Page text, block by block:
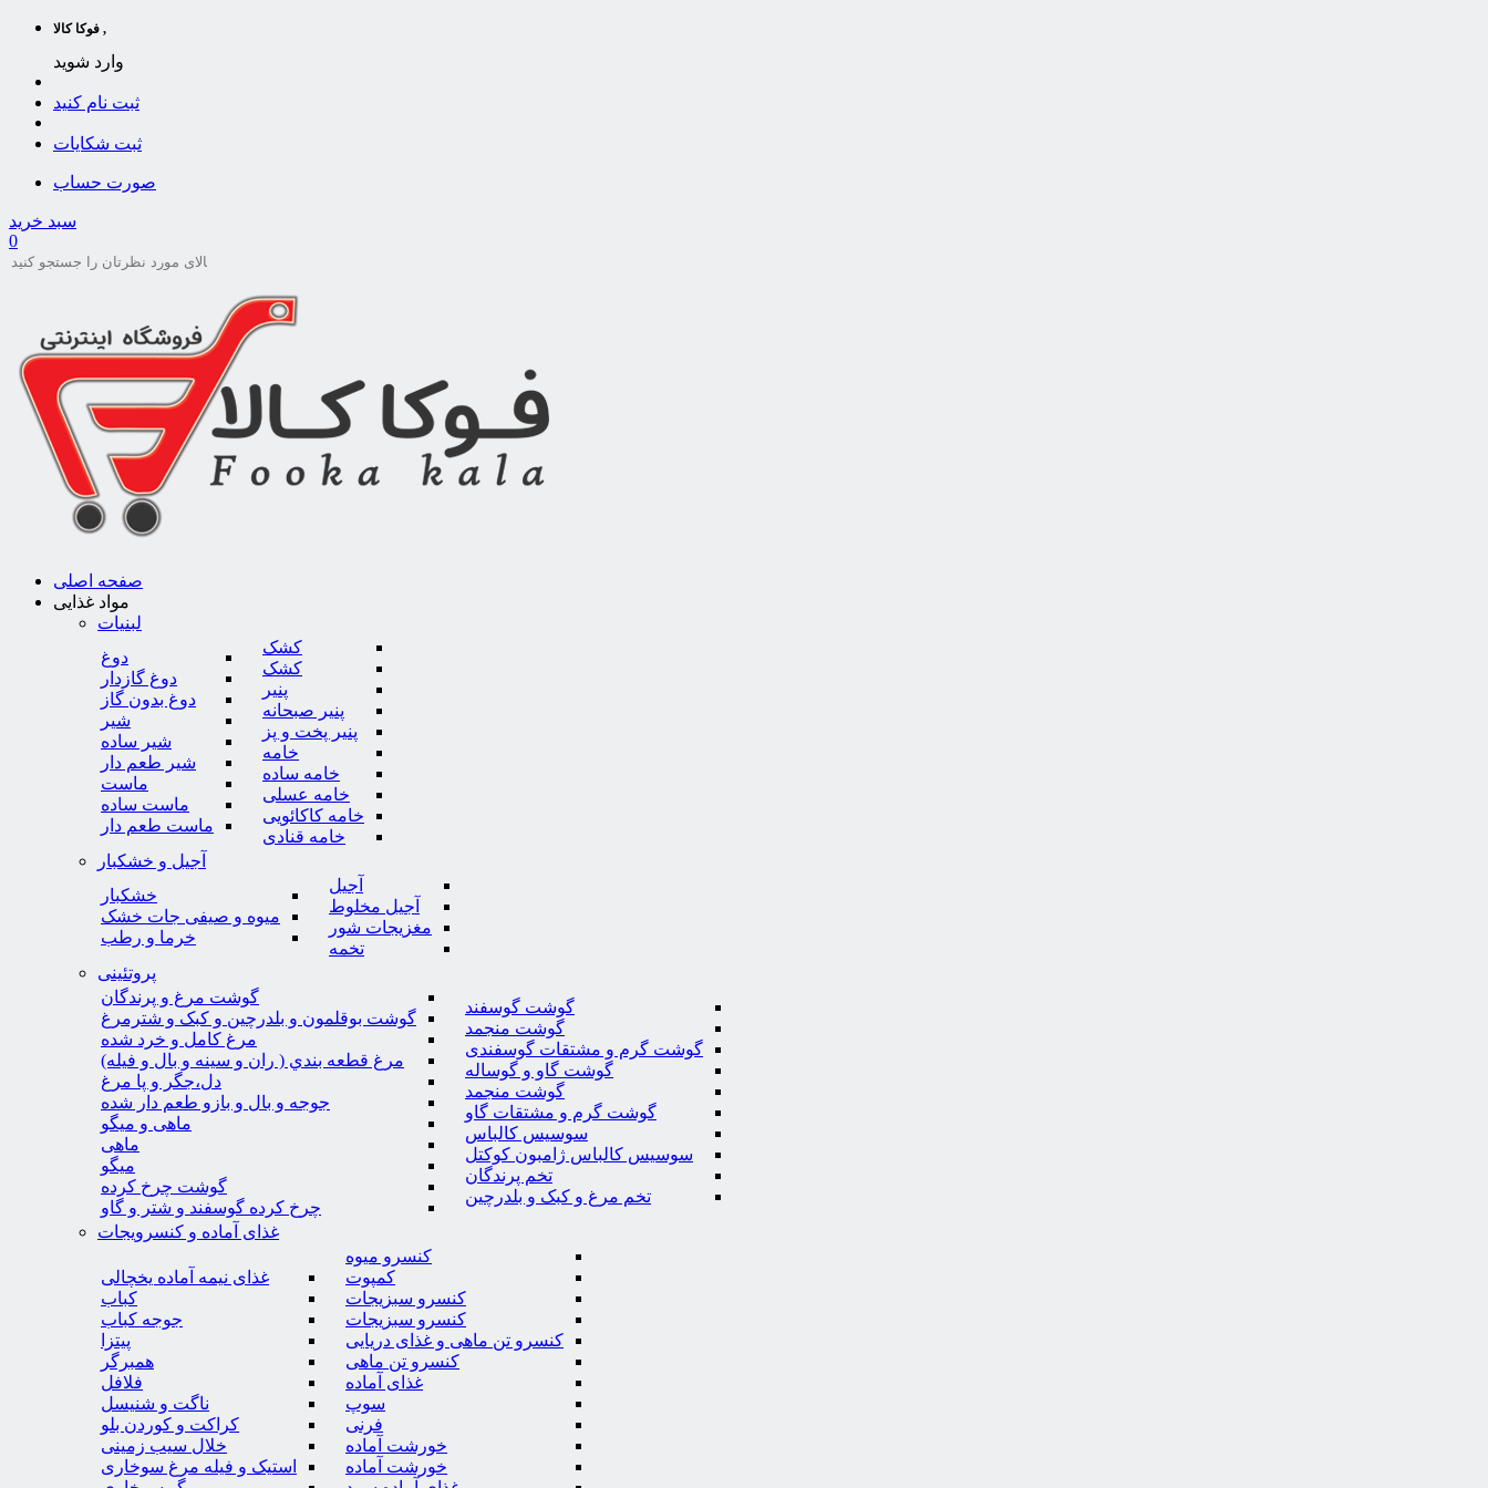
فوکا کالا ,
وارد شوید
ثبت نام کنید
ثبت شکایات
صورت حساب
سبد خرید
0
صفحه اصلی
مواد غذایی
لبنیات
کشک
کشک
پنیر
پنیر صبحانه
پنیر پخت و پز
خامه
خامه ساده
خامه عسلی
خامه کاکائویی
خامه قنادی
دوغ
دوغ گازدار
دوغ بدون گاز
شیر
شیر ساده
شیر طعم دار
ماست
ماست ساده
ماست طعم دار
آجیل و خشکبار
آجیل
آجیل مخلوط
مغزیجات شور
تخمه
خشکبار
میوه و صیفی جات خشک
خرما و رطب
پروتئینی
گوشت گوسفند
گوشت منجمد
گوشت گرم و مشتقات گوسفندی
گوشت گاو و گوساله
گوشت منجمد
گوشت گرم و مشتقات گاو
سوسیس کالباس
سوسیس کالباس ژامبون کوکتل
تخم پرندگان
تخم مرغ و کبک و بلدرچین
گوشت مرغ و پرندگان
گوشت بوقلمون و بلدرچین و کبک و شترمرغ
مرغ کامل و خرد شده
مرغ قطعه بندي ( ران و سينه و بال و فيله)
دل،جگر و پا مرغ
جوجه و بال و بازو طعم دار شده
ماهی و میگو
ماهی
میگو
گوشت چرخ کرده
چرخ کرده گوسفند و شتر و گاو
غذای آماده و کنسرویجات
کنسرو میوه
کمپوت
کنسرو سبزیجات
کنسرو سبزیجات
کنسرو تن ماهی و غذای دریایی
کنسرو تن ماهی
غذای آماده
سوپ
فرنی
خورشت آماده
خورشت آماده
غذای نیمه آماده یخچالی
کباب
جوجه کباب
پیتزا
همبرگر
فلافل
ناگت و شنیسل
کراکت و کوردن بلو
خلال سیب زمینی
استیک و فیله مرغ سوخاری